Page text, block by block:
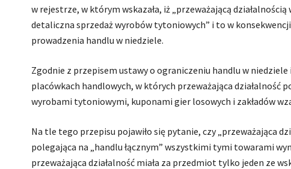
w rejestrze, w którym wskazała, iż „przeważającą
detaliczna sprzedaż wyrobów tytoniowych” i to w
prowadzenia handlu w niedziele.
Zgodnie z przepisem ustawy o ograniczeniu handlu w
placówkach handlowych, w których przeważająca
wyrobami tytoniowymi, kuponami gier losowych i zakładów
Na tle tego przepisu pojawiło się pytanie, czy „przeważająca
polegająca na „handlu łącznym” wszystkimi tymi towarami
przeważająca działalność miała za przedmiot tylko jeden ze